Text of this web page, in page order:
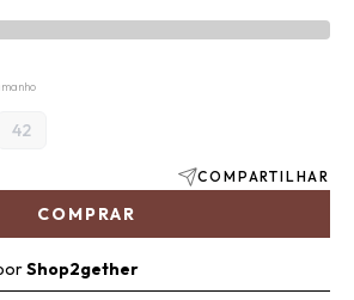
42
COMPRAR
COMPARTILHAR
Shop2gether